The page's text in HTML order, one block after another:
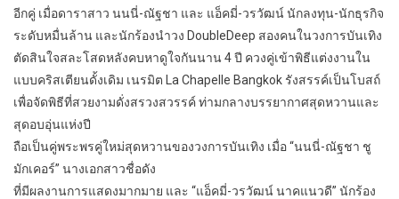
อีกคู่ เมื่อดาราสาว นนนี่-ณัฐชา และ แอ็คมี่-วรวัฒน์ นักลงทุน-นักธุรกิจ
ระดับหมื่นล้าน และนักร้องนำวง DoubleDeep สองคนในวงการบันเทิง
ตัดสินใจสละโสดหลังคบหาดูใจกันนาน 4 ปี ควงคู่เข้าพิธีแต่งงานใน
แบบคริสเตียนดั้งเดิม เนรมิต La Chapelle Bangkok รังสรรค์เป็นโบสถ์
เพื่อจัดพิธีที่สวยงามดั่งสรวงสวรรค์ ท่ามกลางบรรยากาศสุดหวานและ
สุดอบอุ่นแห่งปี
ถือเป็นคู่พระพรคู่ใหม่สุดหวานของวงการบันเทิง เมื่อ “นนนี่-ณัฐชา ชู
มักเคอร์” นางเอกสาวชื่อดัง
ที่มีผลงานการแสดงมากมาย และ “แอ็คมี่-วรวัฒน์ นาคแนวดี” นักร้อง